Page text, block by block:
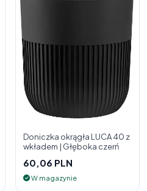
Doniczka okrągła LUCA 40 z
wkładem | Głęboka czerń
60,06 PLN
W magazynie